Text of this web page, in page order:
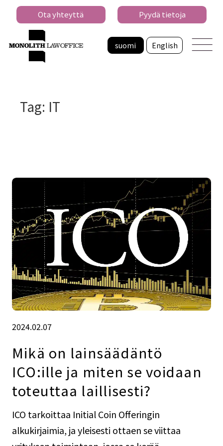
suomi English
Ota yhteyttä Pyydä tietoja
Tag: IT
2024.02.07
Mikä on lainsäädäntö
ICO:ille ja miten se voidaan
toteuttaa laillisesti?
ICO tarkoittaa Initial Coin Offeringin
alkukirjaimia, ja yleisesti ottaen se viittaa